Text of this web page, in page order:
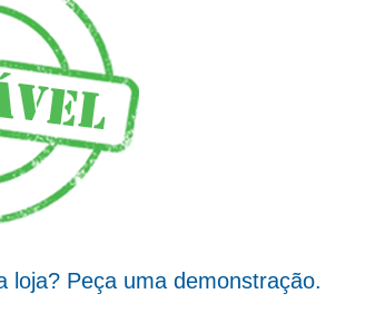
loja? Peça uma demonstração.